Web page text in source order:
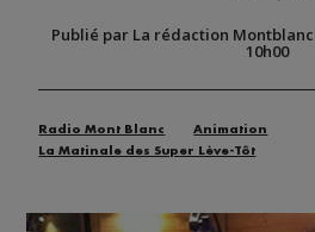
Publié par La rédaction
10h00
Radio Mont Blanc
Animation
La Matinale des Super Lève-Tôt